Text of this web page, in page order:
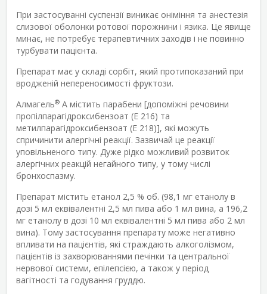
При застосуванні суспензії виникає оніміння та анестезія
слизової оболонки ротової порожнини і язика. Це явище
минає, не потребує терапевтичних заходів і не повинно
турбувати пацієнта.
Препарат має у складі сорбіт, який протипоказаний при
вродженій непереносимості фруктози.
Алмагель® А містить парабени [допоміжні речовини
пропілпарагідроксибензоат (Е 216) та
метилпарагідроксибензоат (Е 218)], які можуть
спричинити алергічні реакції. Зазвичай це реакції
уповільненого типу. Дуже рідко можливий розвиток
алергічних реакцій негайного типу, у тому числі
бронхоспазму.
Препарат містить етанол 2,5 % об. (98,1 мг етанолу в
дозі 5 мл еквівалентні 2,5 мл пива або 1 мл вина, а 196,2
мг етанолу в дозі 10 мл еквівалентні 5 мл пива або 2 мл
вина). Тому застосування препарату може негативно
впливати на пацієнтів, які страждають алкоголізмом,
пацієнтів із захворюваннями печінки та центральної
нервової системи, епілепсією, а також у період
вагітності та годування груддю.